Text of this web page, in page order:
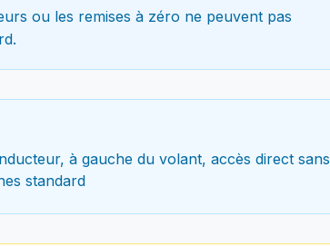
ou les remises à zéro ne peuvent pas
à gauche du volant, accès direct sans
standard